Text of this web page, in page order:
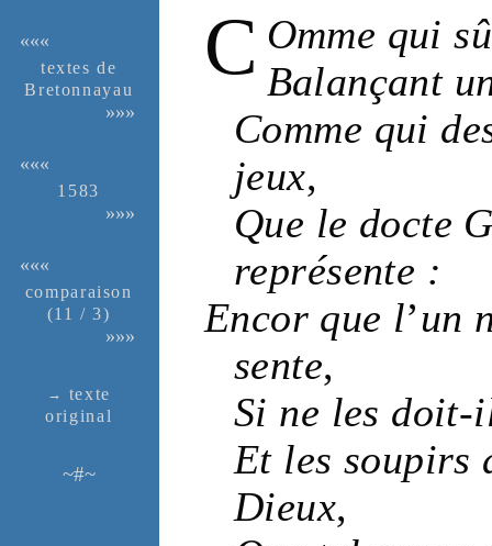
«««
textes de
Breton­nayau
»»»
«««
1583
»»»
«««
compa­rai­son
(11 / 3)
»»»
→ texte
ori­ginal
~#~
C Omme qui
Balançant
Comme qui
jeux,
Que le docte
représente :
Encor que l’un
sente,
Si ne les
Et les soupirs
Dieux,